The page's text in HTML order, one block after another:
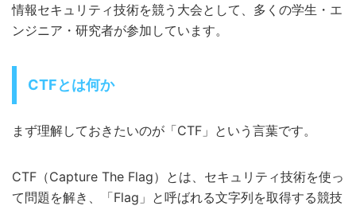
情報セキュリティ技術を競う大会として、多くの学生・エ
ンジニア・研究者が参加しています。
CTFとは何か
まず理解しておきたいのが「CTF」という言葉です。
CTF（Capture The Flag）とは、セキュリティ技術を使っ
て問題を解き、「Flag」と呼ばれる文字列を取得する競技